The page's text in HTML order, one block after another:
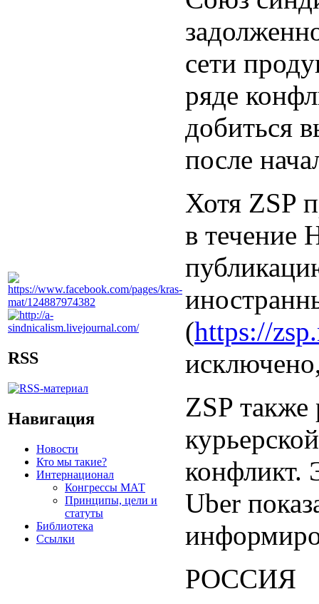
RSS
Навигация
Новости
Кто мы такие?
Интернационал
Конгрессы МАТ
Принципы, цели и
статуты
Библиотека
Ссылки
сети
ряде
добиться
после
Хотя ZSP
в течение
(https://
ZSP
конфликт.
Uber
РОССИЯ